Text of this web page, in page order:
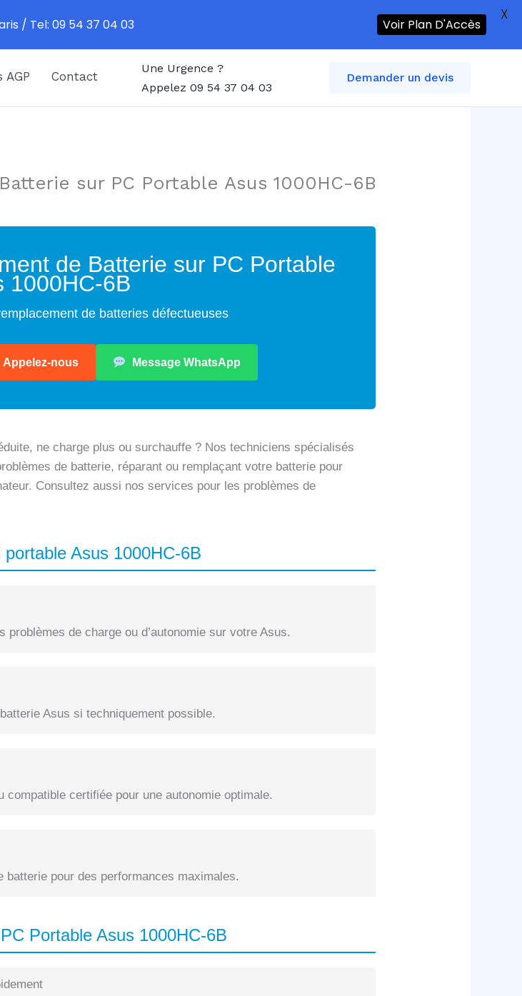
AGP Contact
Une Urgence ?
Appelez 09 54 37 04 03
Demander un devis
sur PC Portable Asus 1000HC-6B
de Batterie sur PC Portable
1000HC-6B
de batteries défectueuses
Appelez-nous Message WhatsApp
ne charge plus ou surchauffe ? Nos techniciens spécialisés
de batterie, réparant ou remplaçant votre batterie pour
Consultez aussi nos services pour les problèmes de
Asus 1000HC-6B
de charge ou d’autonomie sur votre Asus.
Asus si techniquement possible.
compatible certifiée pour une autonomie optimale.
pour des performances maximales.
Portable Asus 1000HC-6B
/ Tel: 09 54 37 04 03 Voir Plan D'Accès
X